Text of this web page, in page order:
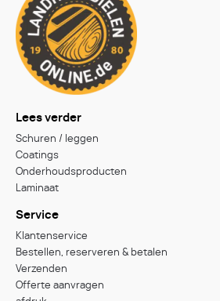
Lees verder
Schuren / leggen
Coatings
Onderhoudsproducten
Laminaat
Service
Klantenservice
Bestellen, reserveren & betalen
Verzenden
Offerte aanvragen